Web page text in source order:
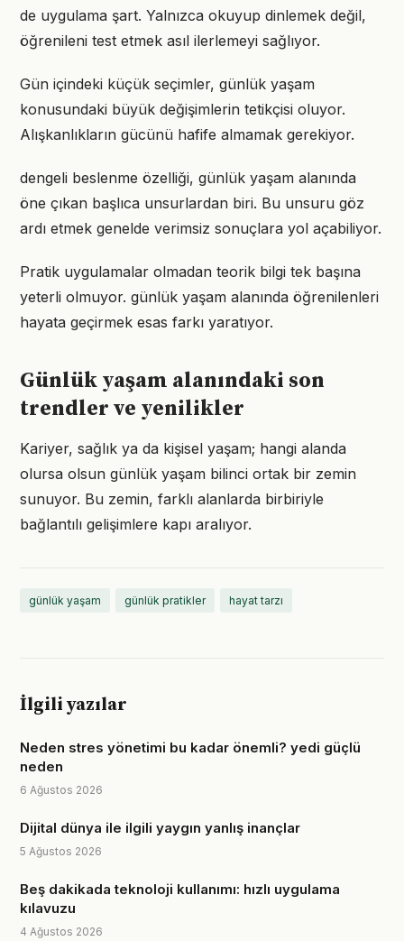
de uygulama şart. Yalnızca okuyup dinlemek değil,
öğrenileni test etmek asıl ilerlemeyi sağlıyor.
Gün içindeki küçük seçimler, günlük yaşam
konusundaki büyük değişimlerin tetikçisi oluyor.
Alışkanlıkların gücünü hafife almamak gerekiyor.
dengeli beslenme özelliği, günlük yaşam alanında
öne çıkan başlıca unsurlardan biri. Bu unsuru göz
ardı etmek genelde verimsiz sonuçlara yol açabiliyor.
Pratik uygulamalar olmadan teorik bilgi tek başına
yeterli olmuyor. günlük yaşam alanında öğrenilenleri
hayata geçirmek esas farkı yaratıyor.
Günlük yaşam alanındaki son
trendler ve yenilikler
Kariyer, sağlık ya da kişisel yaşam; hangi alanda
olursa olsun günlük yaşam bilinci ortak bir zemin
sunuyor. Bu zemin, farklı alanlarda birbiriyle
bağlantılı gelişimlere kapı aralıyor.
günlük yaşam günlük pratikler hayat tarzı
İlgili yazılar
Neden stres yönetimi bu kadar önemli? yedi güçlü
neden
6 Ağustos 2026
Dijital dünya ile ilgili yaygın yanlış inançlar
5 Ağustos 2026
Beş dakikada teknoloji kullanımı: hızlı uygulama
kılavuzu
4 Ağustos 2026